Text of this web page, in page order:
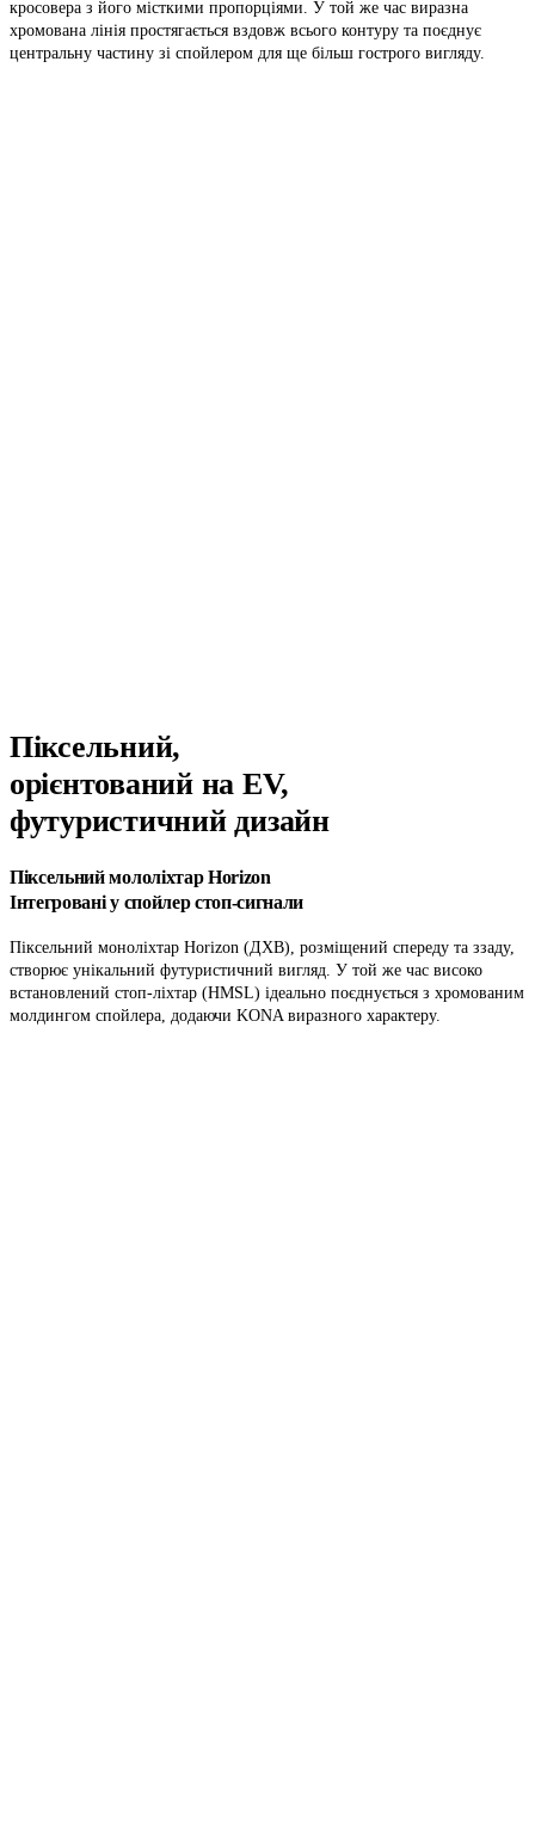
кросовера з його місткими пропорціями. У той же час виразна
хромована лінія простягається вздовж всього контуру та поєднує
центральну частину зі спойлером для ще більш гострого вигляду.
Піксельний,
орієнтований на EV,
футуристичний дизайн
Піксельний мололіхтар Horizon
Інтегровані у спойлер стоп-сигнали
Піксельний моноліхтар Horizon (ДХВ), розміщений спереду та ззаду,
створює унікальний футуристичний вигляд. У той же час високо
встановлений стоп-ліхтар (HMSL) ідеально поєднується з хромованим
молдингом спойлера, додаючи KONA виразного характеру.